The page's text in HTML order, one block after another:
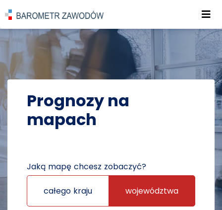
POWRÓT DO STRONY GŁÓWNEJ
PROGNOZY PROGNOZY NA MAPACH
Prognozy na
mapach
Jaką mapę chcesz zobaczyć?
całego kraju województwa